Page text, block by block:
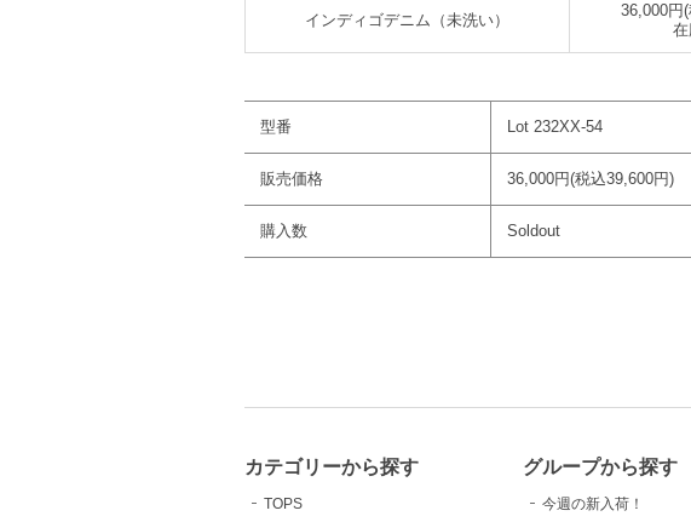
インディゴデニム（未洗い）
36,000円
在
型番 Lot 232XX-54
販売価格 36,000円(税込39,600円)
購入数 Soldout
カテゴリーから探す
TOPS
グループから探す
今週の新入荷！